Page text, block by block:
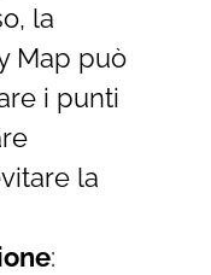
la
Map può
i punti
la
: